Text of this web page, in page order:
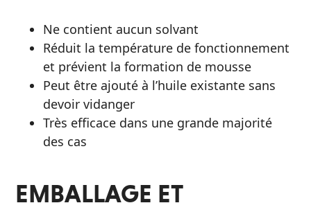
Ne contient aucun solvant
Réduit la température de fonctionnement
et prévient la formation de mousse
Peut être ajouté à l’huile existante sans
devoir vidanger
Très efficace dans une grande majorité
des cas
EMBALLAGE ET